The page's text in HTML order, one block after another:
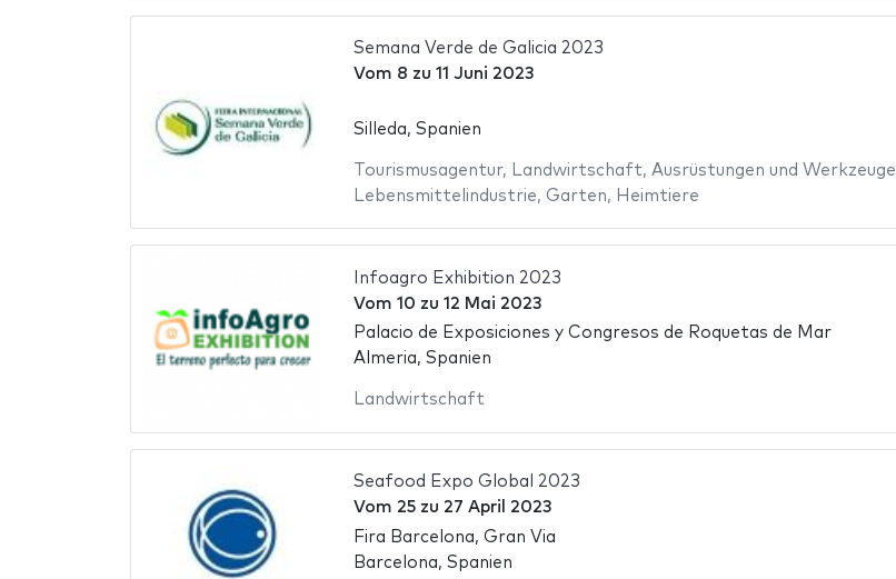
Semana Verde de Galicia 2023
Vom 8 zu 11 Juni 2023
Silleda, Spanien
Tourismusagentur, Landwirtschaft, Ausrüstungen und Werkzeuge
Lebensmittelindustrie, Garten, Heimtiere
Infoagro Exhibition 2023
Vom 10 zu 12 Mai 2023
Palacio de Exposiciones y Congresos de Roquetas de Mar
Almeria, Spanien
Landwirtschaft
Seafood Expo Global 2023
Vom 25zu 27 April 2023
Fira Barcelona, Gran Via
Barcelona, Spanien